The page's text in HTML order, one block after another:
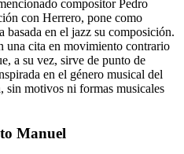
compositor Pedro
con Herrero, pone como
basada en el jazz su composición.
una cita en movimiento contrario
a su vez, sirve de punto de
en el género musical del
sin motivos ni formas musicales
Manuel